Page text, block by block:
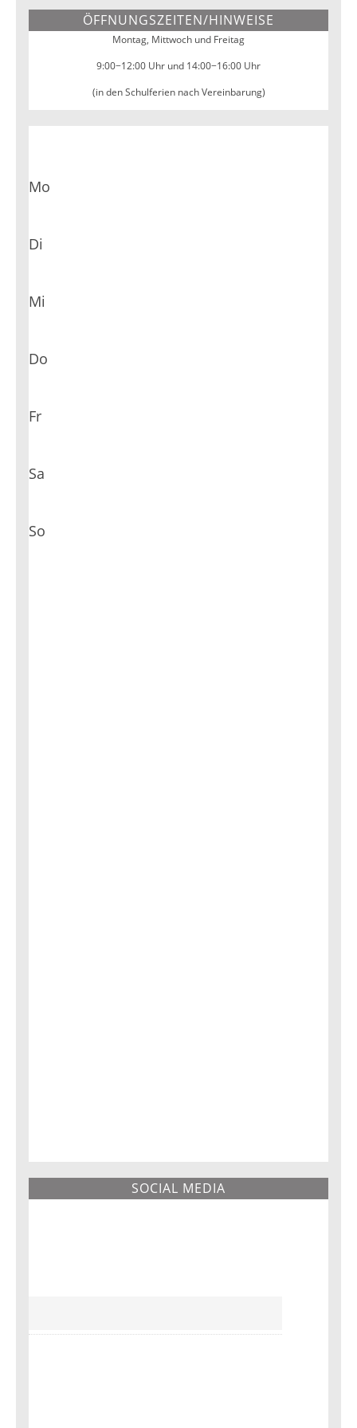
ÖFFNUNGSZEITEN/HINWEISE
Montag, Mittwoch und Freitag
9:00−12:00 Uhr und 14:00−16:00 Uhr
(in den Schulferien nach Vereinbarung)
Mo
Di
Mi
Do
Fr
Sa
So
SOCIAL MEDIA